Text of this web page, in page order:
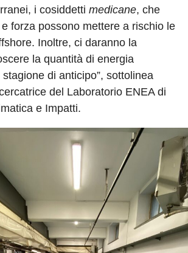
i cosiddetti medicane, che
forza possono mettere a rischio le
Inoltre, ci daranno la
la quantità di energia
di anticipo”, sottolinea
del Laboratorio ENEA di
e Impatti.